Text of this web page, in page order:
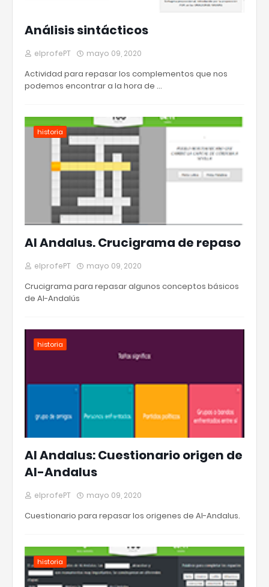
Análisis sintácticos
elprofePT mayo 09, 2020
Actividad para repasar los complementos que nos
podemos encontrar a la hora de …
historia
Al Andalus. Crucigrama de repaso
elprofePT mayo 09, 2020
Crucigrama para repasar algunos conceptos básicos
de Al-Andalús
historia
Al Andalus: Cuestionario origen de
Al-Andalus
elprofePT mayo 09, 2020
Cuestionario para repasar los origenes de Al-Andalus.
historia